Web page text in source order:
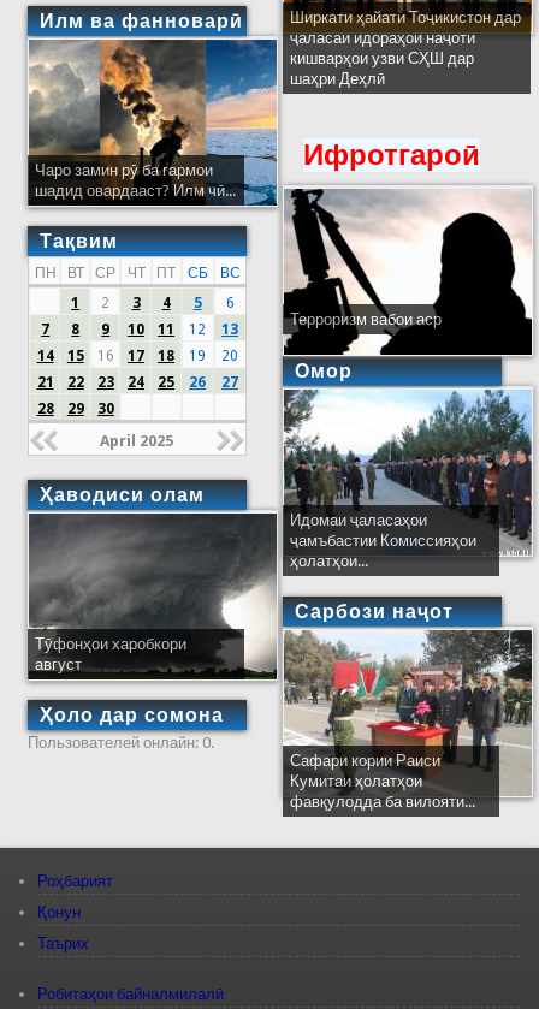
Илм ва фанноварӣ
Чаро замин рӯ ба гармои
шадид овардааст? Илм чӣ...
Тақвим
ПН ВТ СР ЧТ ПТ СБ
ВС
1
2 3 4 5
6
7
8 9 10 11 12
13
14
15 16 17 18 19
20
21
22 23 24 25 26
27
28
29 30
April 2025
Ҳаводиси олам
Тӯфонҳои харобкори
август
Ҳоло дар сомона
Пользователей онлайн: 0.
Ширкати ҳайати Тоҷикистон дар
ҷаласаи идораҳои наҷоти
кишварҳои узви СҲШ дар
шаҳри Деҳлӣ
Ифротгароӣ
Терроризм вабои аср
Омор
Идомаи ҷаласаҳои
ҷамъбастии Комиссияҳои
ҳолатҳои...
Сарбози наҷот
Сафари кории Раиси
Кумитаи ҳолатҳои
фавқулодда ба вилояти...
Роҳбарият
Қонун
Таърих
Робитаҳои байналмилалӣ